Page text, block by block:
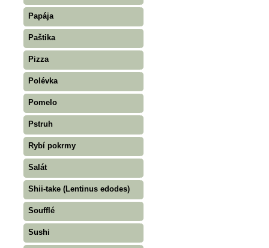
Papája
Paštika
Pizza
Polévka
Pomelo
Pstruh
Rybí pokrmy
Salát
Shii-take (Lentinus edodes)
Soufflé
Sushi